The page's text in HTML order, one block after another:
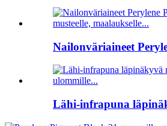
Nailonväriaineet
Lähi-infrapuna